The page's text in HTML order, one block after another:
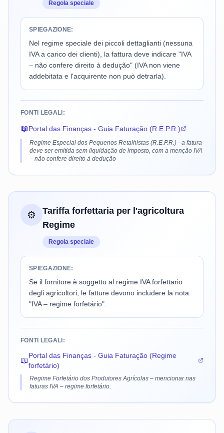
Regola speciale
SPIEGAZIONE:
Nel regime speciale dei piccoli dettaglianti (nessuna
IVA a carico dei clienti), la fattura deve indicare "IVA
– não confere direito à dedução" (IVA non viene
addebitata e l'acquirente non può detrarla).
FONTI LEGALI:
📖Portal das Finanças - Guia Faturação (R.E.P.R.)
Regime Especial dos Pequenos Retalhistas (R.E.P.R.) - a fatura
deve ser emitida sem liquidação de imposto, com a menção IVA
– não confere direito à dedução
⚙️
Tariffa forfettaria per l'agricoltura
Regime
Regola speciale
SPIEGAZIONE:
Se il fornitore è soggetto al regime IVA forfettario
degli agricoltori, le fatture devono includere la nota
"IVA – regime forfetário".
FONTI LEGALI:
📖
Portal das Finanças - Guia Faturação (Regime
forfetário)
Regime Forfetário dos Produtores Agrícolas – mencionar nas
faturas IVA – regime forfetário.